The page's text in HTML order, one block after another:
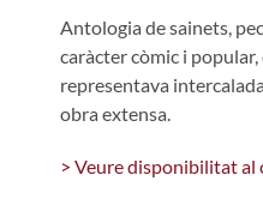
Antologia de sainets,
caràcter còmic i
representava
obra extensa.
> Veure disponibilitat al